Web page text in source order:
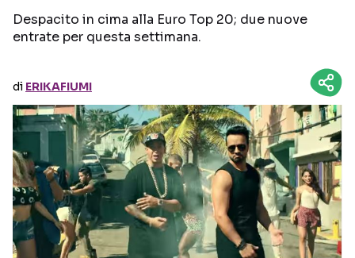
Despacito in cima alla Euro Top 20; due nuove
entrate per questa settimana.
di ERIKAFIUMI